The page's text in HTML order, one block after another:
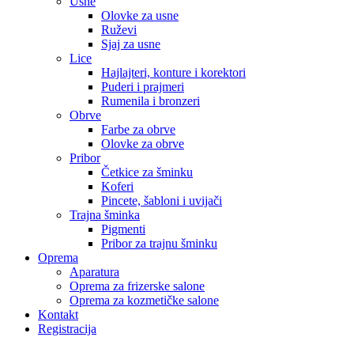
Olovke za usne
Ruževi
Sjaj za usne
Lice
Hajlajteri, konture i korektori
Puderi i prajmeri
Rumenila i bronzeri
Obrve
Farbe za obrve
Olovke za obrve
Pribor
Četkice za šminku
Koferi
Pincete, šabloni i uvijači
Trajna šminka
Pigmenti
Pribor za trajnu šminku
Oprema
Aparatura
Oprema za frizerske salone
Oprema za kozmetičke salone
Kontakt
Registracija